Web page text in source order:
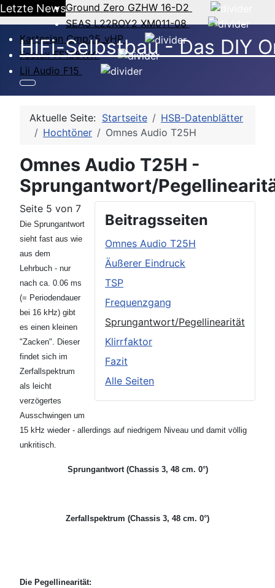
Letzte NewsGround Zero GZHW 16-D2
SEAS L22ROY2 XM011-08
Kartesian Cmp25_vHP
Fostex FF125WK
Lii Audio F15
HiFi-Selbstbau - Das DIY
Aktuelle Seite: Startseite
HSB-Datenblätter
Hochtöner
Omnes Audio T25H
Omnes Audio T25H -
Sprungantwort/
Beitragsseiten
Omnes Audio T25H
Äußerer Eindruck
TSP
Frequenzgang
Sprungantwort/Pegellinearität
Klirrfaktor
Fazit
Alle Seiten
Seite 5 von 7
Die Sprungantwort
sieht fast aus wie
aus dem
Lehrbuch - nur
nach ca. 0.06 ms
(= Periodendauer
bei 16 kHz) gibt
es einen kleinen
"Zacken". Dieser
findet sich im
Zerfallspektrum
als leicht
verzögertes
Ausschwingen um
15 kHz wieder - allerdings auf niedrigem Niveau und damit völlig
unkritisch.
Sprungantwort (Chassis 3, 48 cm. 0°)
Zerfallspektrum (Chassis 3, 48 cm. 0°)
Die Pegellinearität: